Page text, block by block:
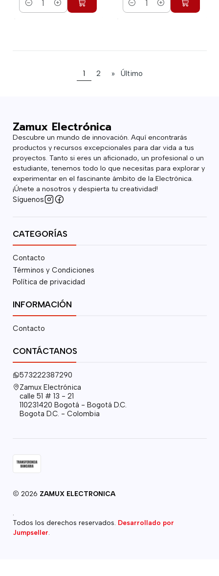
Cantidad Cantidad
1 2 » Último
Zamux Electrónica
Descubre un mundo de innovación. Aquí encontrarás
productos y recursos excepcionales para dar vida a tus
proyectos. Tanto si eres un aficionado, un profesional o un
estudiante, tenemos todo lo que necesitas para explorar y
experimentar en el fascinante ámbito de la Electrónica.
¡Únete a nosotros y despierta tu creatividad!
Síguenos
CATEGORÍAS
Contacto
Términos y Condiciones
Política de privacidad
INFORMACIÓN
Contacto
CONTÁCTANOS
573222387290
Zamux Electrónica
calle 51 # 13 - 21
110231420 Bogotá - Bogotá D.C.
Bogota D.C. - Colombia
2026 ZAMUX ELECTRONICA
.
Todos los derechos reservados. Desarrollado por
Jumpseller.